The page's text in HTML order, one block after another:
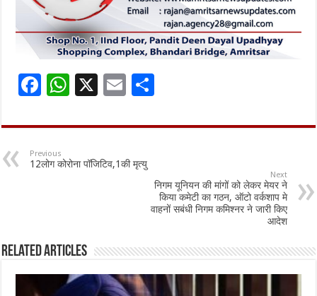
F
e
b
o
W
at
sA
p
X
E
ai
l
ar
Previous
12लोग कोरोना पॉजिटिव,1की मृत्यु
Next
निगम यूनियन की मांगों को लेकर मेयर ने
किया कमेटी का गठन, ऑटो वर्कशाप मे
वाहनों सबंधी निगम कमिश्नर ने जारी किए
आदेश
Related Articles